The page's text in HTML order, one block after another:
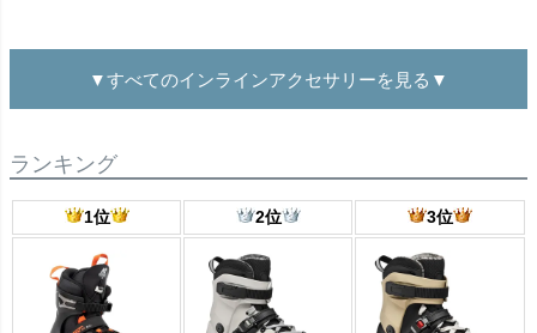
▼すべてのインラインアクセサリーを見る▼
ランキング
1位 2位 3位